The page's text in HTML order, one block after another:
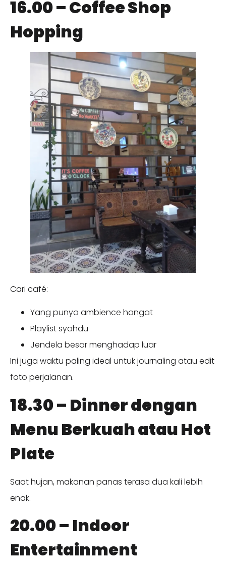
16.00 – Coffee Shop
Hopping
Cari café:
Yang punya ambience hangat
Playlist syahdu
Jendela besar menghadap luar
Ini juga waktu paling ideal untuk journaling atau edit
foto perjalanan.
18.30 – Dinner dengan
Menu Berkuah atau Hot
Plate
Saat hujan, makanan panas terasa dua kali lebih
enak.
20.00 – Indoor
Entertainment